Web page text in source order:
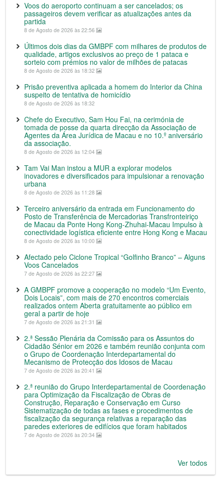
Voos do aeroporto continuam a ser cancelados; os
passageiros devem verificar as atualizações antes da
partida
8 de Agosto de 2026 às 22:56
Últimos dois dias da GMBPF com milhares de produtos de
qualidade, artigos exclusivos ao preço de 1 pataca e
sorteio com prémios no valor de milhões de patacas
8 de Agosto de 2026 às 18:32
Prisão preventiva aplicada a homem do Interior da China
suspeito de tentativa de homicídio
8 de Agosto de 2026 às 18:32
Chefe do Executivo, Sam Hou Fai, na cerimónia de
tomada de posse da quarta direcção da Associação de
Agentes da Área Jurídica de Macau e no 10.º aniversário
da associação.
8 de Agosto de 2026 às 12:04
Tam Vai Man instou a MUR a explorar modelos
inovadores e diversificados para impulsionar a renovação
urbana
8 de Agosto de 2026 às 11:28
Terceiro aniversário da entrada em Funcionamento do
Posto de Transferência de Mercadorias Transfronteiriço
de Macau da Ponte Hong Kong-Zhuhai-Macau Impulso à
conectividade logística eficiente entre Hong Kong e Macau
8 de Agosto de 2026 às 10:00
Afectado pelo Ciclone Tropical “Golfinho Branco” – Alguns
Voos Cancelados
7 de Agosto de 2026 às 22:27
A GMBPF promove a cooperação no modelo “Um Evento,
Dois Locais”, com mais de 270 encontros comerciais
realizados ontem Aberta gratuitamente ao público em
geral a partir de hoje
7 de Agosto de 2026 às 21:31
2.ª Sessão Plenária da Comissão para os Assuntos do
Cidadão Sénior em 2026 e também reunião conjunta com
o Grupo de Coordenação Interdepartamental do
Mecanismo de Protecção dos Idosos de Macau
7 de Agosto de 2026 às 20:41
2.ª reunião do Grupo Interdepartamental de Coordenação
para Optimização da Fiscalização de Obras de
Construção, Reparação e Conservação em Curso
Sistematização de todas as fases e procedimentos de
fiscalização da segurança relativas a reparação das
paredes exteriores de edifícios que foram habitados
7 de Agosto de 2026 às 20:34
Ver todos